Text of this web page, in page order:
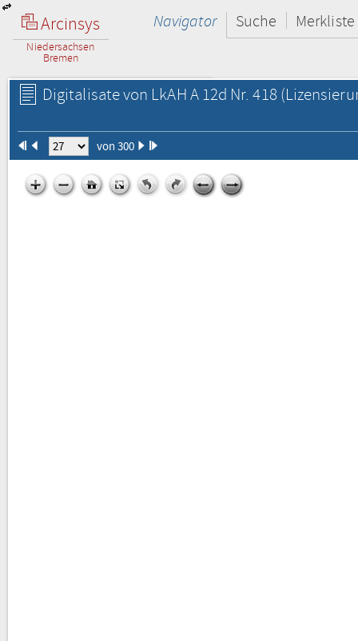
Arcinsys
Niedersachsen
Bremen
Navigator Suche Merkliste
Digitalisate von LkAH A 12d Nr. 418
von 300